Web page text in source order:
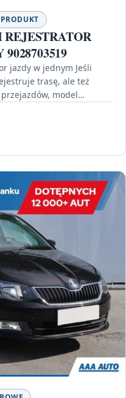
PRODUKT
jazdy w jednym Jeśli
trasę, ale też
model…